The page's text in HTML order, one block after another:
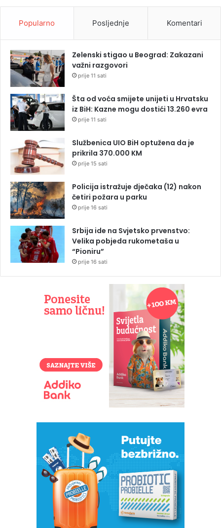
Popularno Posljednje Komentari
Zelenski stigao u Beograd: Zakazani
važni razgovori
prije 11 sati
Šta od voća smijete unijeti u Hrvatsku
iz BiH: Kazne mogu dostići 13.260 evra
prije 11 sati
Službenica UIO BiH optužena da je
prikrila 370.000 KM
prije 15 sati
Policija istražuje dječaka (12) nakon
četiri požara u parku
prije 16 sati
Srbija ide na Svjetsko prvenstvo:
Velika pobjeda rukometaša u
“Pioniru”
prije 16 sati